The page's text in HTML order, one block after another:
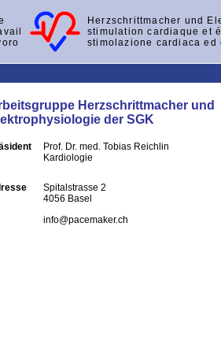
Herzschrittmacher und
stimulation cardiaque et
stimolazione cardiaca
Herzschrittmacher und
der SGK
Prof. Dr. med. Tobias Reichlin
Kardiologie
Spitalstrasse 2
4056 Basel
info@pacemaker.ch